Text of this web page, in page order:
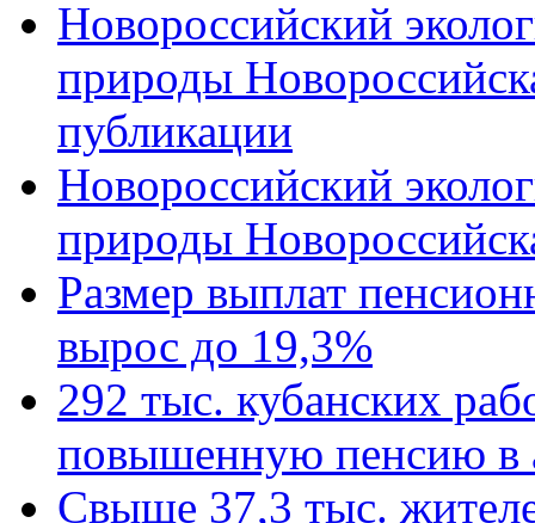
Новороссийский
природы
публикации
Новороссийский
природы
Размер выплат
вырос до 19,3%
292 тыс. кубанских
повышенную пенсию в
Свыше 37,3 тыс.